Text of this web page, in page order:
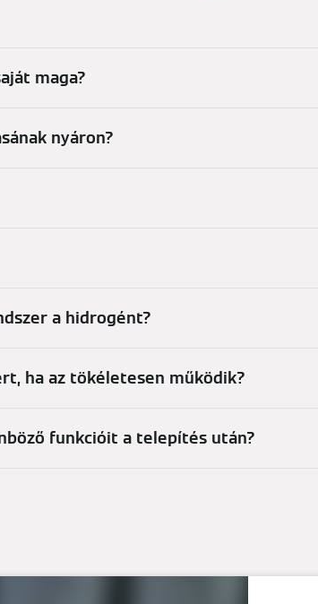
maga?
nyáron?
a hidrogént?
ha az tökéletesen működik?
funkcióit a telepítés után?